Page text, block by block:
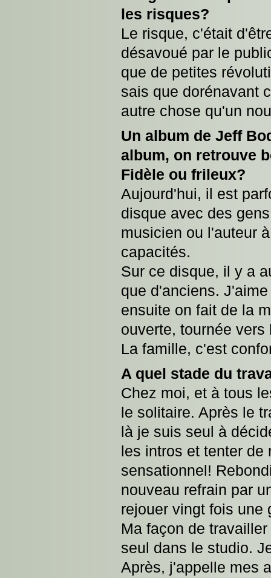
les risques?
Le risque, c'était
désavoué par le
que de petites
sais que dorénavant
autre chose qu'un
Un album de Jeff
album, on retrouve
Fidèle ou frileux?
Aujourd'hui, il est
disque avec des
musicien ou l'auteur
capacités.
Sur ce disque, il y a
que d'anciens.
ensuite on fait de la
ouverte, tournée
La famille, c'est
A quel stade du
Chez moi, et à tous
le solitaire. Après le
là je suis seul à
les intros et tenter
sensationnel!
nouveau refrain par
rejouer vingt fois une
Ma façon de
seul dans le studio.
Après, j'appelle mes